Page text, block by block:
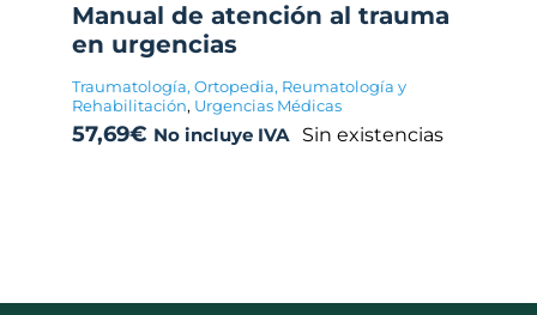
Manual de atención al trauma
en urgencias
Traumatología, Ortopedia, Reumatología y
Rehabilitación, Urgencias Médicas
57,69€ No incluye IVA Sin existencias